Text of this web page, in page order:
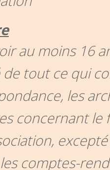
au moins 16
de tout ce qui
les
concernant
comptes-